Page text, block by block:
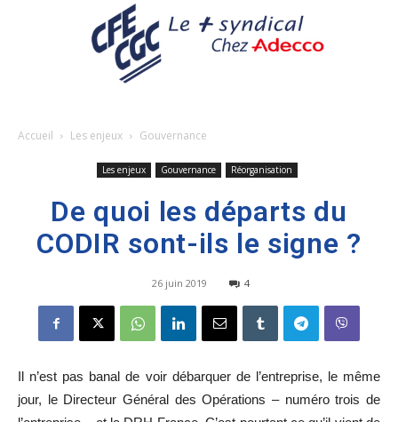
Accueil Les enjeux Gouvernance
Les enjeux Gouvernance Réorganisation
De quoi les départs du
CODIR sont-ils le signe ?
26 juin 2019 4
Il n’est pas banal de voir débarquer de l’entreprise, le même
jour, le Directeur Général des Opérations – numéro trois de